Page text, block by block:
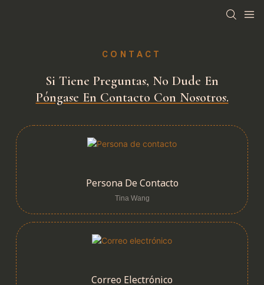
CONTACT
Si Tiene Preguntas, No Dude En
Póngase En Contacto Con Nosotros.
Persona De Contacto
Tina Wang
Correo Electrónico